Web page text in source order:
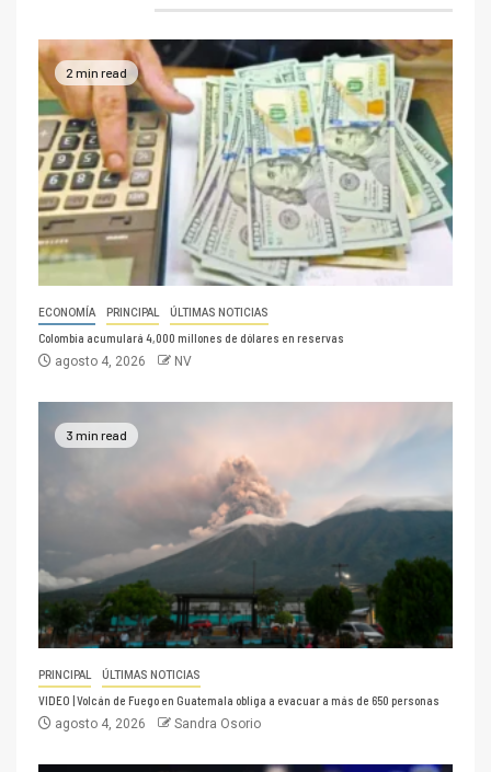
2 min read
ECONOMÍA PRINCIPAL ÚLTIMAS NOTICIAS
Colombia acumulará 4,000 millones de dólares en reservas
agosto 4, 2026 NV
3 min read
PRINCIPAL ÚLTIMAS NOTICIAS
VIDEO | Volcán de Fuego en Guatemala obliga a evacuar a más de 650 personas
agosto 4, 2026 Sandra Osorio